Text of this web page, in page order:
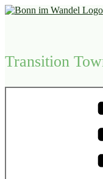
Zum
Transition